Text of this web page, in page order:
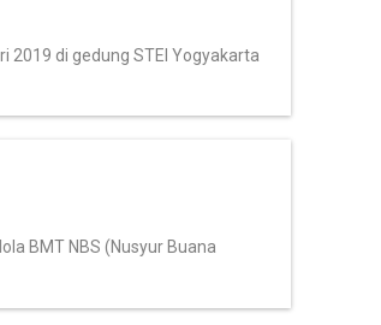
2019 di gedung STEI Yogyakarta
BMT NBS (Nusyur Buana